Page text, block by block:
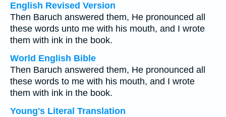
English Revised Version
Then Baruch answered them, He pronounced all
these words unto me with his mouth, and I wrote
them with ink in the book.
World English Bible
Then Baruch answered them, He pronounced all
these words to me with his mouth, and I wrote
them with ink in the book.
Young's Literal Translation